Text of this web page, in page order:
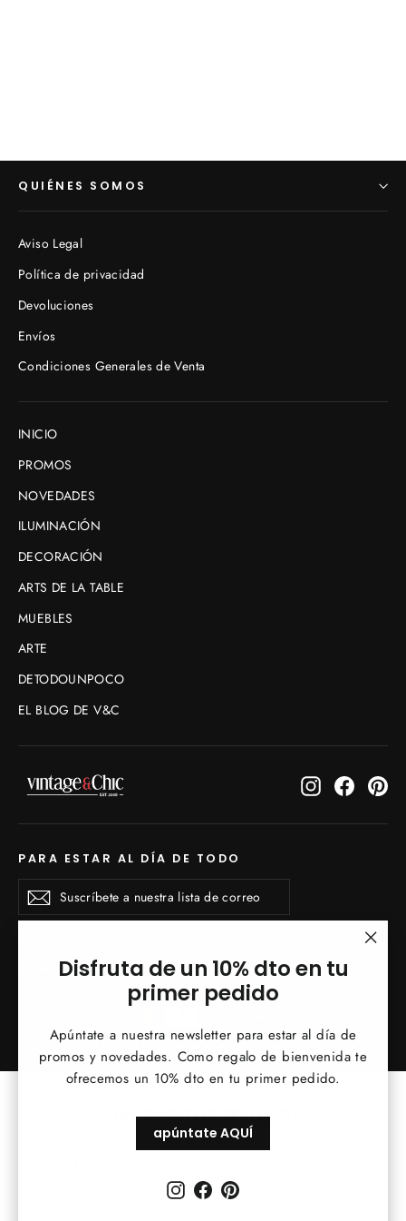
Disfruta de un 10% dto en tu
primer pedido
Apúntate a nuestra newsletter para estar al día de
promos y novedades. Como regalo de bienvenida te
ofrecemos un 10% dto en tu primer pedido.
apúntate AQUÍ
Instagram
FacebookPinterest
QUIÉNES SOMOS
Aviso Legal
Política de privacidad
Devoluciones
Envíos
Condiciones Generales de Venta
INICIO
PROMOS
NOVEDADES
ILUMINACIÓN
DECORACIÓN
ARTS DE LA TABLE
MUEBLES
ARTE
DETODOUNPOCO
EL BLOG DE V&C
Instagram
PARA ESTAR AL DÍA DE TODO
nuestra
Suscribirse
MENÚ INFERIOR
© 2026 Vintage&Chic Tecnología de Shopify
¿Necesitas ayuda?
tus dudas rápidamente.